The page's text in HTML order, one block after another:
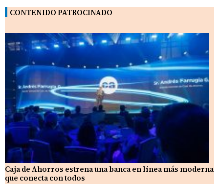
CONTENIDO PATROCINADO
Caja de Ahorros estrena una banca en línea más moderna
que conecta con todos